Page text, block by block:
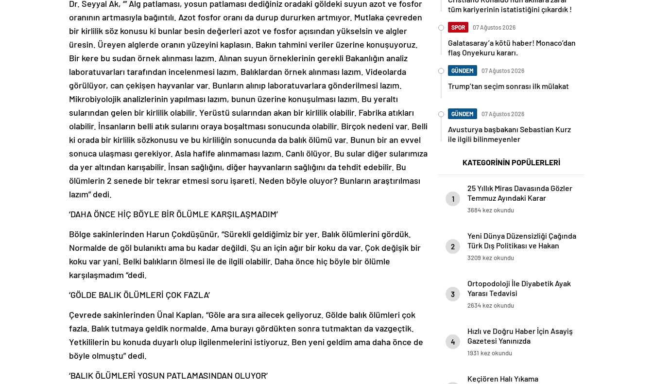
Dr. Seyyal Ak, ‘” Alg patlaması, yosun patlaması dediğiniz oradaki göldeki suyun azot ve fosfor
oranının artmasıyla bağıntılı. Azot fosfor oranı da durup dururken artmıyor. Mutlaka çevreden
bir kirlilik söz konusu ki bunlar besin değerleri azot ve fosfor açısından yükselsin ve algler
üresin. Üreyen alglerde oranın yüzeyini kaplasın. Bakın tahmini veriler üzerine konuşuyoruz.
Bir kere bu sudan örnek alınması lazım. Alınan suyun örneklerinin gerekli Bakanlığın analiz
laboratuvarları tarafından incelenmesi lazım. Balıklardan örnek alınması lazım. Videolarda
görülüyor, can çekişen hayvanlar var. Bunların alınıp laboratuvarlara gönderilmesi lazım.
Mikrobiyolojik analizlerinin yapılması lazım, bunun üzerine konuşulması lazım. Bu yeraltı
sularından gelen bir kirlilik olabilir. Yerüstü sularından akan bir kirlilik olabilir. Fabrika atıkları
olabilir. İnsanların belli atık sularını oraya boşaltması sonucunda olabilir. Birçok nedeni var. Belli
ki orada bir kirlilik sözkonusu ve bu kirliliğin sonucunda da balık ölümü var. Bunun bir an evvel
sonuca ulaşması gerekiyor. Asla hafife alınmaması lazım. Canlı ölüyor. Bu sular diğer sularımıza
da yer altından karışabilir. İnsan sağlığını, diğer hayvanların sağlığını da tehdit edebilir. Bu
ölümlerin 2 senede bir tekrar etmesi soru işareti. Neden böyle oluyor? Bunların araştırılması
lazım” dedi.
‘DAHA ÖNCE HİÇ BÖYLE BİR ÖLÜMLE KARŞILAŞMADIM’
Bölge sakinlerinden Harun Çokdüşünür, “Sürekli geldiğimiz bir yer. Balık ölümlerini gördük.
Normalde de göl bulanıktı ama bu kadar değildi. Şu an için ağır bir koku da var. Çok değişik bir
koku var yani. Belki balıkların ölmesi ile de ilgili olabilir. Daha önce hiç böyle bir ölümle
karşılaşmadım “dedi.
‘GÖLDE BALIK ÖLÜMLERİ ÇOK FAZLA’
Çevrede sakinlerinden Ünal Kaplan, “Göle ara sıra ailecek geliyoruz. Gölde balık ölümleri çok
fazla. Balık tutmaya geldik normalde. Ama burayı gördükten sonra tutmaktan da vazgeçtik.
Yetkililerin bu konuda duyarlı olup ilgilenmelerini istiyoruz. Ben yeni geldim ama daha önce de
böyle olmuştu” dedi.
‘BALIK ÖLÜMLERİ YOSUN PATLAMASINDAN OLUYOR’
tüm kariyerinin istatistiğini çıkardık !
SPOR 07 Ağustos 2026
Galatasaray’a kötü haber! Monaco’dan
flaş Onyekuru kararı.
GÜNDEM 07 Ağustos 2026
Trump’tan seçim sonrası ilk mülakat
GÜNDEM 07 Ağustos 2026
Avusturya başbakanı Sebastian Kurz
ile ilgili bilinmeyenler
KATEGORİNİN POPÜLERLERİ
1
25 Yıllık Miras Davasında Gözler
Temmuz Ayındaki Karar
Duruşmasına Çevrildi
3684 kez okundu
2
Yeni Dünya Düzensizliği Çağında
Türk Dış Politikası ve Hakan
Fidan Faktörü
3209 kez okundu
3
Ortopodoloji İle Diyabetik Ayak
Yarası Tedavisi
2634 kez okundu
4
Hızlı ve Doğru Haber İçin Asayiş
Gazetesi Yanınızda
1931 kez okundu
Keçiören Halı Yıkama